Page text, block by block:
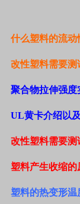
什么塑料的流动
改性塑料需要测
聚合物拉伸强度
UL黄卡介绍以
改性塑料需要测
塑料产生收缩的
塑料的热变形温